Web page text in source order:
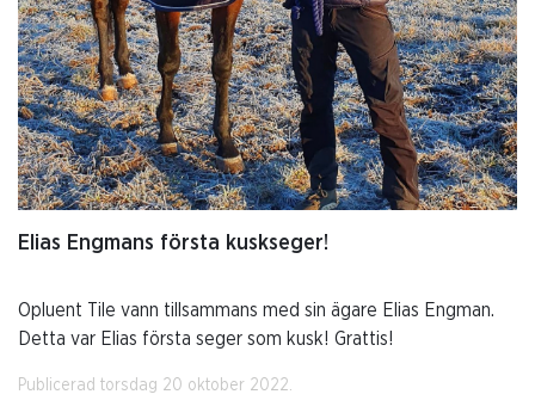
Elias Engmans första kuskseger!
Opluent Tile vann tillsammans med sin ägare Elias Engman.
Detta var Elias första seger som kusk! Grattis!
Publicerad torsdag 20 oktober 2022.